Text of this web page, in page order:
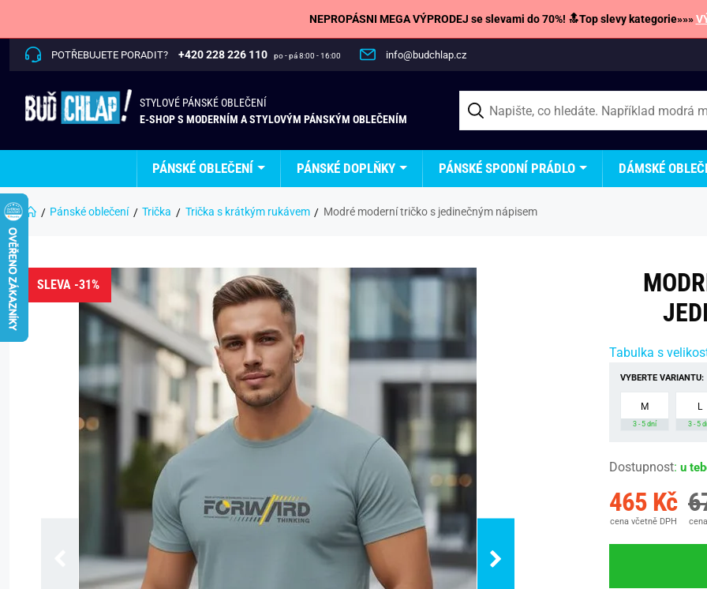
NEPROPÁSNI MEGA VÝPRODEJ se slevami do 70%! 🔝Top slevy kategorie»»»
POTŘEBUJETE PORADIT? +420 228 226 110 po - pá 8:00 - 16:00 info@budchlap.cz
STYLOVÉ PÁNSKÉ OBLEČENÍ
E-SHOP S MODERNÍM A STYLOVÝM PÁNSKÝM OBLEČENÍM
PÁNSKÉ OBLEČENÍ PÁNSKÉ DOPLŇKY PÁNSKÉ SPODNÍ PRÁDLO DÁMSKÉ
Pánské oblečení Trička Trička s krátkým rukávem Modré moderní tričko s jedinečným nápisem
SLEVA -31%
Tabulka s
VYBERTE VARIANTU:
M
3 - 5 dní
L
3 - 5
Dostupnost: u
465 Kč
cena včetně DPH